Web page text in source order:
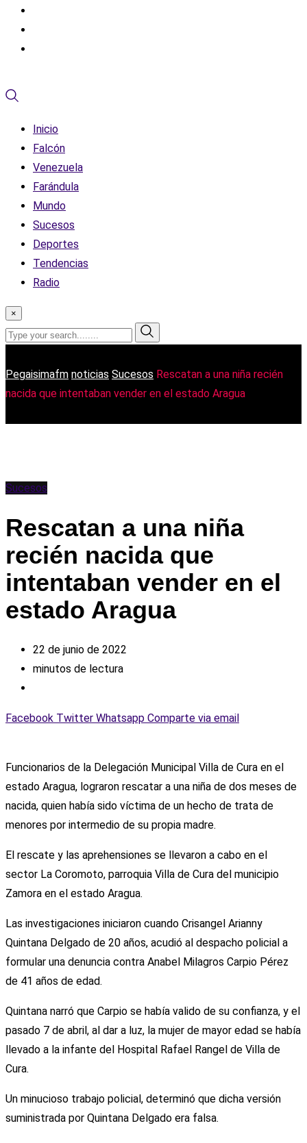
Inicio
Falcón
Venezuela
Farándula
Mundo
Sucesos
Deportes
Tendencias
Radio
×
Pegaisimafm noticias Sucesos Rescatan a una niña recién
nacida que intentaban vender en el estado Aragua
Sucesos
Rescatan a una niña
recién nacida que
intentaban vender en el
estado Aragua
22 de junio de 2022
minutos de lectura
Facebook Twitter Whatsapp Comparte via email
Funcionarios de la Delegación Municipal Villa de Cura en el
estado Aragua, lograron rescatar a una niña de dos meses de
nacida, quien había sido víctima de un hecho de trata de
menores por intermedio de su propia madre.
El rescate y las aprehensiones se llevaron a cabo en el
sector La Coromoto, parroquia Villa de Cura del municipio
Zamora en el estado Aragua.
Las investigaciones iniciaron cuando Crisangel Arianny
Quintana Delgado de 20 años, acudió al despacho policial a
formular una denuncia contra Anabel Milagros Carpio Pérez
de 41 años de edad.
Quintana narró que Carpio se había valido de su confianza, y el
pasado 7 de abril, al dar a luz, la mujer de mayor edad se había
llevado a la infante del Hospital Rafael Rangel de Villa de
Cura.
Un minucioso trabajo policial, determinó que dicha versión
suministrada por Quintana Delgado era falsa.